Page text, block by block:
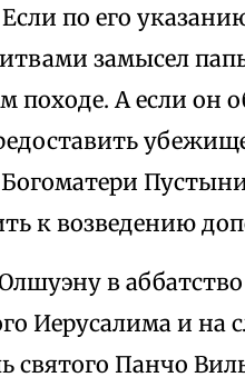
по его
замысел
походе. А если он
к возведению
в
Иерусалима и на
святого Панчо